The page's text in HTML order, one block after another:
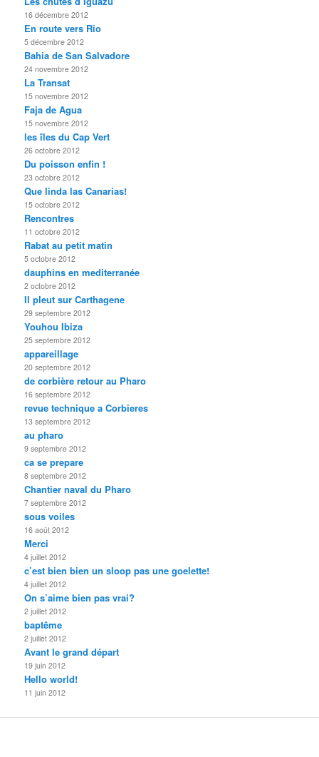
16 décembre 2012
En route vers Rio
5 décembre 2012
Bahia de San Salvadore
24 novembre 2012
La Transat
15 novembre 2012
Faja de Agua
15 novembre 2012
les îles du Cap Vert
26 octobre 2012
Du poisson enfin !
23 octobre 2012
Que linda las Canarias!
15 octobre 2012
Rencontres
11 octobre 2012
Rabat au petit matin
5 octobre 2012
dauphins en mediterranée
2 octobre 2012
Il pleut sur Carthagene
29 septembre 2012
Youhou Ibiza
25 septembre 2012
appareillage
20 septembre 2012
de corbière retour au Pharo
16 septembre 2012
revue technique a Corbieres
13 septembre 2012
au pharo
9 septembre 2012
ca se prepare
8 septembre 2012
Chantier naval du Pharo
7 septembre 2012
sous voiles
16 août 2012
Merci
4 juillet 2012
c’est bien bien un sloop pas une goelette!
4 juillet 2012
On s’aime bien pas vrai?
2 juillet 2012
baptême
2 juillet 2012
Avant le grand départ
19 juin 2012
Hello world!
11 juin 2012